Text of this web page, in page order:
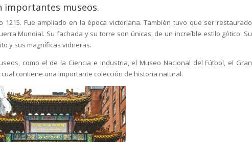
importantes museos.
Fue ampliado en la época victoriana. También tuvo que ser restaurado
Mundial. Su fachada y su torre son únicas, de un increíble estilo gótico. Su
y sus magníficas vidrieras.
como el de la Ciencia e Industria, el Museo Nacional del Fútbol, el Gran
contiene una importante colección de historia natural.